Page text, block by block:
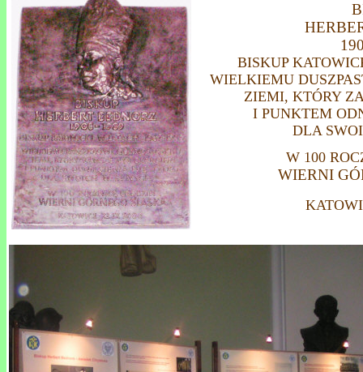
BISKUP
WIELKIEMU
ZIEMI, KTÓRY
I PUNKTEM
DLA
W 100
WIERNI